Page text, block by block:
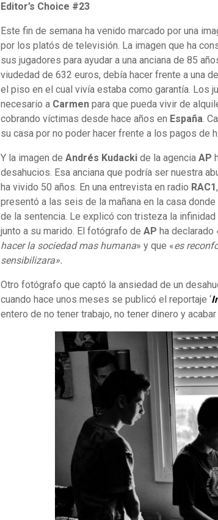
Editor’s Choice #23
Este fin de semana ha venido marcado por una
por los platós de televisión. La imagen que ha
sus jugadores para ayudar a una anciana de 85
viudedad de 632 euros, debía hacer frente a una
el piso en el cual vivía estaba como garantía. Los
necesario a Carmen para que pueda vivir de
cobrando víctimas desde hace años en España.
su casa por no poder hacer frente a los pagos de
Y la imagen de Andrés Kudacki de la agencia AP
desahucios. Esa anciana que podría ser nuestra
ha vivido 50 años. En una entrevista en radio RAC1,
presentó a las seis de la mañana en la casa donde
de la sentencia. Le explicó con tristeza la
junto a su marido. El fotógrafo de AP ha declarado
hacer la sociedad mas humana» y que «es
sensibilizara».
Otro fotógrafo que captó la ansiedad de un
cuando hace unos meses se publicó el reportaje ‘
entero de no tener trabajo, no tener dinero y